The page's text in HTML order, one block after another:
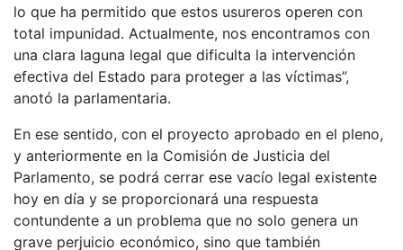
lo que ha permitido que estos usureros operen con
total impunidad. Actualmente, nos encontramos con
una clara laguna legal que dificulta la intervención
efectiva del Estado para proteger a las víctimas”,
anotó la parlamentaria.
En ese sentido, con el proyecto aprobado en el pleno,
y anteriormente en la Comisión de Justicia del
Parlamento, se podrá cerrar ese vacío legal existente
hoy en día y se proporcionará una respuesta
contundente a un problema que no solo genera un
grave perjuicio económico, sino que también